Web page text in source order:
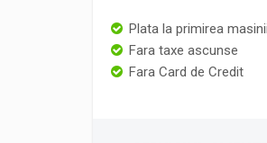
Plata la primirea masinii
Fara taxe ascunse
Fara Card de Credit